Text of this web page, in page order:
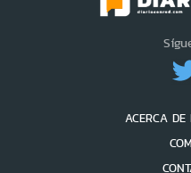
ACERCA DE